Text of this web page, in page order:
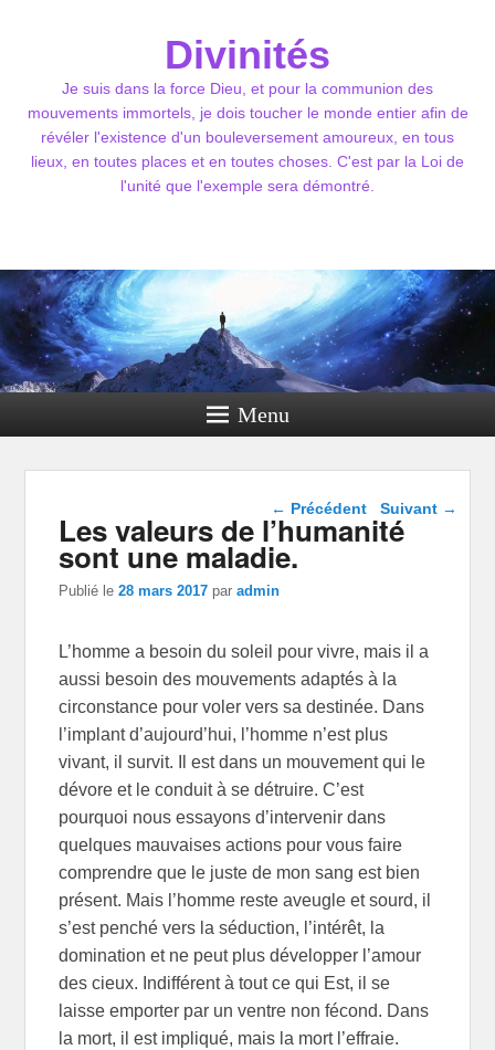
Divinités
Je suis dans la force Dieu, et pour la communion des
mouvements immortels, je dois toucher le monde entier afin de
révéler l'existence d'un bouleversement amoureux, en tous
lieux, en toutes places et en toutes choses. C'est par la Loi de
l'unité que l'exemple sera démontré.
Menu
Navigation dans les
articles
← Précédent Suivant →
Les valeurs de l’humanité
sont une maladie.
Publié le28 mars 2017 paradmin
L’homme a besoin du soleil pour vivre, mais il a
aussi besoin des mouvements adaptés à la
circonstance pour voler vers sa destinée. Dans
l’implant d’aujourd’hui, l’homme n’est plus
vivant, il survit. Il est dans un mouvement qui le
dévore et le conduit à se détruire. C’est
pourquoi nous essayons d’intervenir dans
quelques mauvaises actions pour vous faire
comprendre que le juste de mon sang est bien
présent. Mais l’homme reste aveugle et sourd, il
s’est penché vers la séduction, l’intérêt, la
domination et ne peut plus développer l’amour
des cieux. Indifférent à tout ce qui Est, il se
laisse emporter par un ventre non fécond. Dans
la mort, il est impliqué, mais la mort l’effraie.